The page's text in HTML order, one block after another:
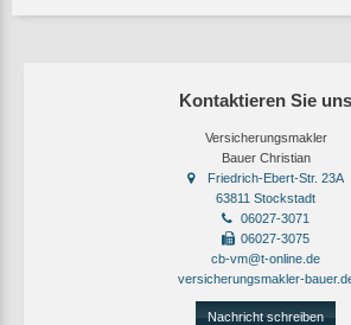
Kontaktieren Sie uns
Versicherungsmakler
Bauer Christian
Friedrich-Ebert-Str. 23A
63811 Stockstadt
06027-3071
06027-3075
cb-vm@t-online.de
versicherungsmakler-
Nachricht schreiben